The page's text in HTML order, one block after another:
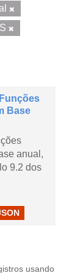
Base
anual,
9.2 dos
usando